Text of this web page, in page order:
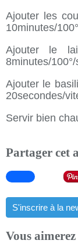
Ajouter les
10minutes/
Ajouter le
8minutes/
Ajouter le
20secondes/
Servir bien
Partager cet
S'inscrire à la
Vous aimerez